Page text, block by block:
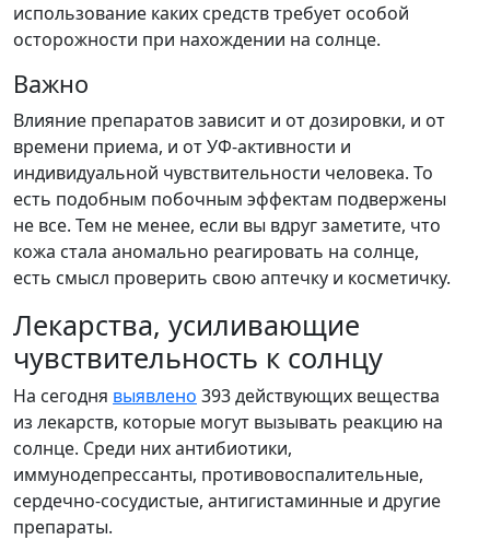
использование каких средств требует особой
осторожности при нахождении на солнце.
Важно
Влияние препаратов зависит и от дозировки, и от
времени приема, и от УФ-активности и
индивидуальной чувствительности человека. То
есть подобным побочным эффектам подвержены
не все. Тем не менее, если вы вдруг заметите, что
кожа стала аномально реагировать на солнце,
есть смысл проверить свою аптечку и косметичку.
Лекарства, усиливающие
чувствительность к солнцу
На сегодня выявлено 393 действующих вещества
из лекарств, которые могут вызывать реакцию на
солнце. Среди них антибиотики,
иммунодепрессанты, противовоспалительные,
сердечно-сосудистые, антигистаминные и другие
препараты.